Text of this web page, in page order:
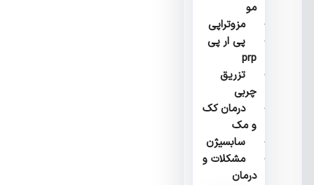
مزوتراپی
پی ار پی
تزریق
چربی
درمان کک
و مک
سابسیژن
مشکلات و
درمان